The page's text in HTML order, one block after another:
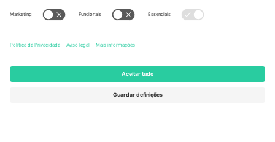
Newark, Delaware 19713, United
Engelberg, Switzerland
Bulgaria
Regus Sofia City West, bul
Totleben 53-55, 1606 Sofia,
UAE Dubai Silicon Oasis, DDP
Building A1, Office 302, Dubai,
United Arab Emirates